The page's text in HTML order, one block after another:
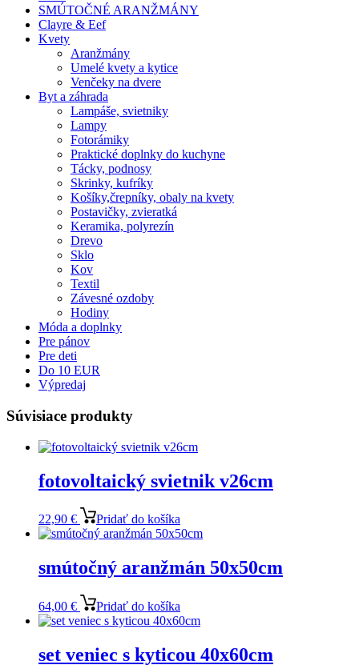
SMÚTOČNÉ ARANŽMÁNY
Clayre & Eef
Kvety
Aranžmány
Umelé kvety a kytice
Venčeky na dvere
Byt a záhrada
Lampáše, svietniky
Lampy
Fotorámiky
Praktické doplnky do kuchyne
Tácky, podnosy
Skrinky, kufríky
Košíky,črepníky, obaly na kvety
Postavičky, zvieratká
Keramika, polyrezín
Drevo
Sklo
Kov
Textil
Závesné ozdoby
Hodiny
Móda a doplnky
Pre pánov
Pre deti
Do 10 EUR
Výpredaj
Súvisiace produkty
fotovoltaický svietnik v26cm
22,90 € Pridať do košíka
smútočný aranžmán 50x50cm
64,00 € Pridať do košíka
set veniec s kyticou 40x60cm